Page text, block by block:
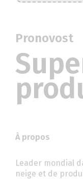
Pronovost
À propos
Leader mondial
neige et de